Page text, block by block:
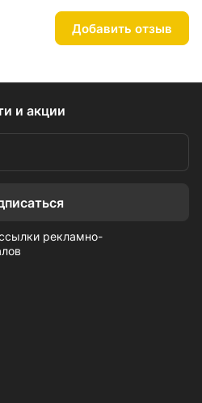
Добавить отзыв
и акции
рекламно-